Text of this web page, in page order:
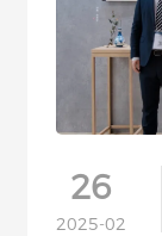
26
2025-02